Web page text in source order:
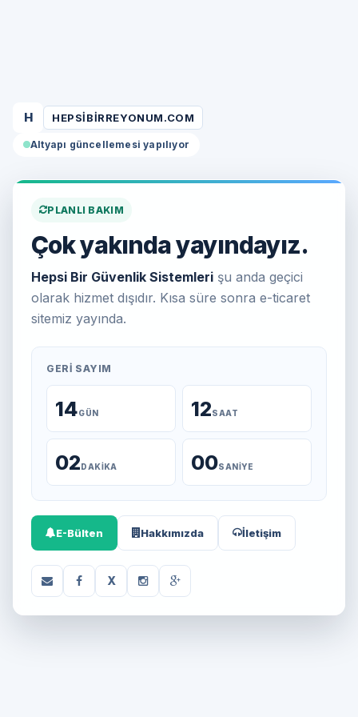
H HEPSIBIRREYONUM.COM
Altyapı güncellemesi yapılıyor
PLANLI BAKIM
Çok yakında yayındayız.
Hepsi Bir Güvenlik Sistemleri şu anda geçici
olarak hizmet dışıdır. Kısa süre sonra e-ticaret
sitemiz yayında.
GERI SAYIM
14GÜN 12SAAT
02DAKIKA 00SANIYE
E-Bülten Hakkımızda İletişim
X